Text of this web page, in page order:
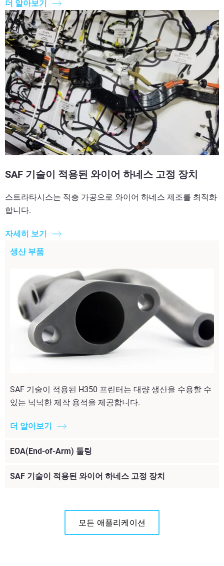
더 알아보기
SAF 기술이 적용된 와이어 하네스 고정 장치
스트라타시스는 적층 가공으로 와이어 하네스 제조를 최적화
합니다.
자세히 보기
생산 부품
SAF 기술이 적용된 H350 프린터는 대량 생산을 수용할 수
있는 넉넉한 제작 용적을 제공합니다.
더 알아보기
EOA(End-of-Arm) 툴링
SAF 기술이 적용된 와이어 하네스 고정 장치
모든 애플리케이션